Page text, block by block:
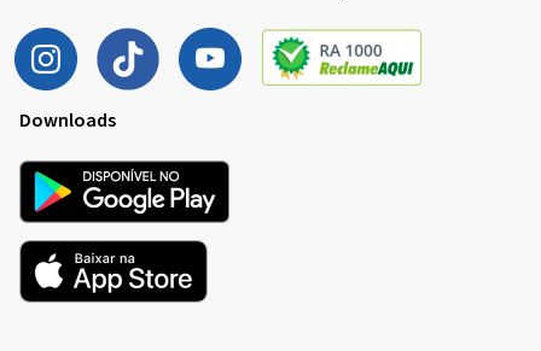
Downloads